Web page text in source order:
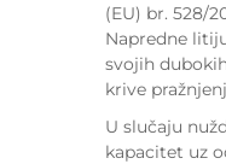
(EU) br. 528/
Napredne
svojih
krive
U slučaju
kapacitet uz